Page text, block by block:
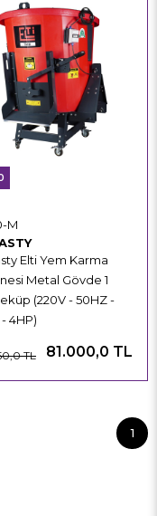
Elti Yem Karma
Metal Gövde 1
(220V - 50HZ -
4HP)
M
81.000,0 TL
TL
1